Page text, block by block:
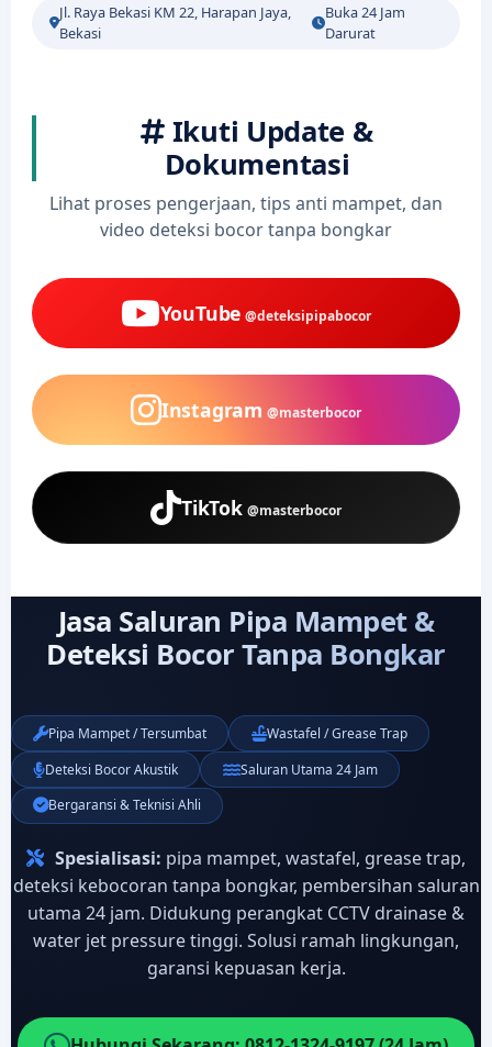
Jl. Raya Bekasi KM 22, Harapan Jaya,
Bekasi
Buka 24 Jam
Darurat
Ikuti Update &
Dokumentasi
Lihat proses pengerjaan, tips anti mampet, dan
video deteksi bocor tanpa bongkar
YouTube @deteksipipabocor
Instagram @masterbocor
TikTok @masterbocor
Jasa Saluran Pipa Mampet &
Deteksi Bocor Tanpa Bongkar
Pipa Mampet / Tersumbat
Wastafel / Grease Trap
Deteksi Bocor Akustik
Saluran Utama 24 Jam
Bergaransi & Teknisi Ahli
Spesialisasi: pipa mampet, wastafel, grease trap,
deteksi kebocoran tanpa bongkar, pembersihan saluran
utama 24 jam. Didukung perangkat CCTV drainase &
water jet pressure tinggi. Solusi ramah lingkungan,
garansi kepuasan kerja.